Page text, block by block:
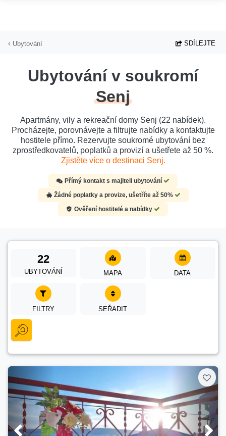
Ubytování SDÍLEJTE
Ubytování v soukromí
Senj
Apartmány, vily a rekreační domy Senj (22 nabídek).
Procházejte, porovnávejte a filtrujte nabídky a kontaktujte
hostitele přímo. Rezervujte soukromé ubytování bez
zprostředkovatelů, poplatků a provizí a ušetřete až 50 %.
Zjistěte více o destinaci Senj.
Přímý kontakt s majiteli ubytování
Žádné poplatky a provize, ušetříte až 50%
Ověření hostitelé a nabídky
22
UBYTOVÁNÍ MAPA DATA
FILTRY SEŘADIT